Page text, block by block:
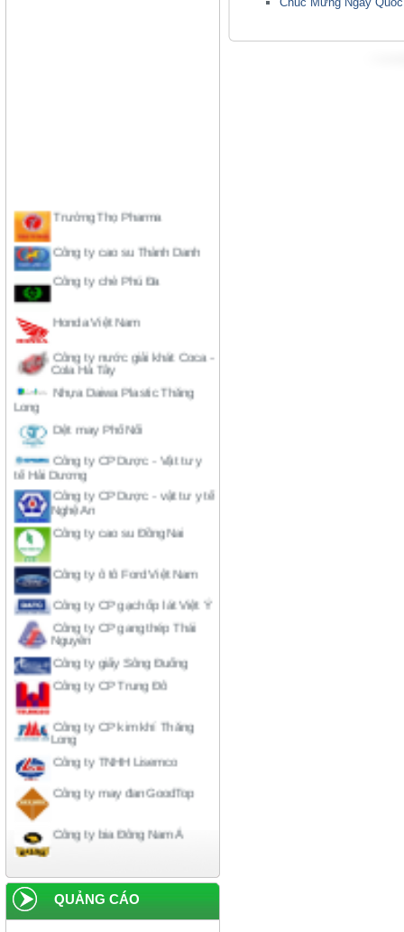
Công ty chè Phú Đa
Honda Việt Nam
Cola Hà Tây
Nhựa Daiwa Plastic Thăng
Long
tế Hải Dương
Công ty CP Dược - vật tư y tế
Nghệ An
Công ty cao su Đồng Nai
Công ty CP gạch ốp lát Việt Ý
Công ty CP gang thép Thái
Nguyên
Công ty giấy Sông Đuống
Công ty CP Trung Đô
Công ty CP kim khí Thăng
Long
Công ty TNHH Lisemco
Công ty may đan GoodTop
Công ty liên doanh American-
home
QUẢNG CÁO